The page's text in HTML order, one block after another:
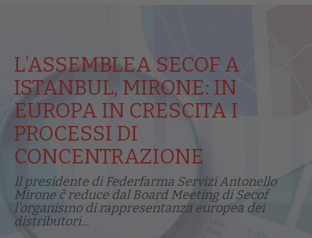
L’ASSEMBLEA SECOF A
ISTANBUL, MIRONE: IN
EUROPA IN CRESCITA I
PROCESSI DI
CONCENTRAZIONE
Il presidente di Federfarma Servizi Antonello
Mirone č reduce dal Board Meeting di Secof
l'organismo di rappresentanza europea dei
distributori...